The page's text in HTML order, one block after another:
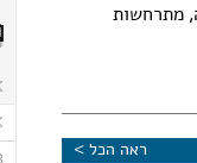
מתרחשות
ראה הכל >